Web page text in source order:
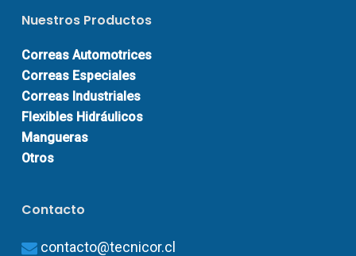
Nuestros Productos
Correas Automotrices
Correas Especiales
Correas Industriales
Flexibles Hidráulicos
Mangueras
Otros
Contacto
contacto@tecnicor.cl